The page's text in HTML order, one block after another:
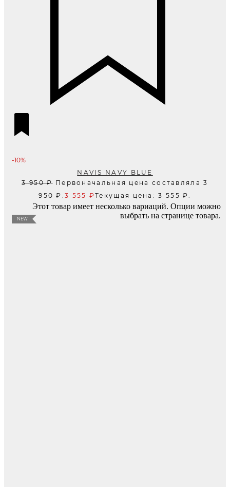
-10%
NAVIS NAVY BLUE
3 950₽ Первоначальная цена составляла 3
950 ₽.3 555 ₽Текущая цена: 3 555 ₽.
NEW
Этот товар имеет несколько вариаций. Опции можно
выбрать на странице товара.